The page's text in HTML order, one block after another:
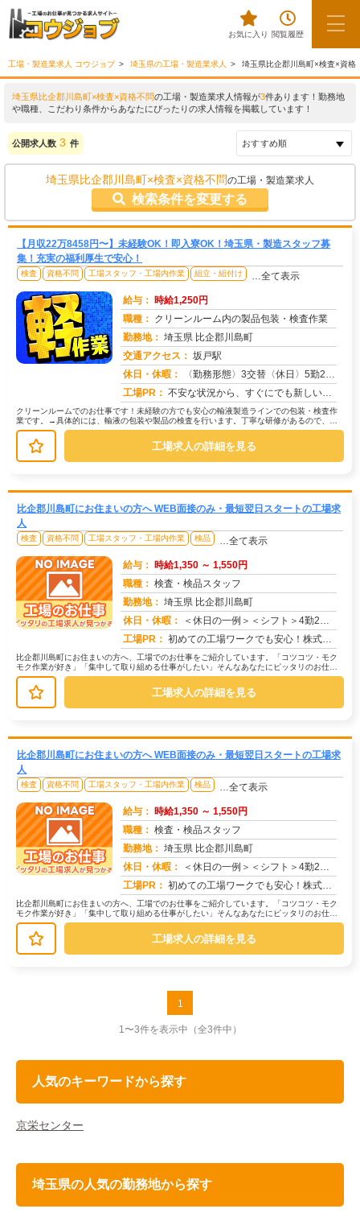
お気に入り 閲覧履歴
工場・製造業求人 コウジョブ 埼玉県の工場・製造業求人 埼玉県比企郡川島町×検査×資格
埼玉県比企郡川島町×検査×資格不問の工場・製造業求人情報が3件あります！勤務地
や職種、こだわり条件からあなたにぴったりの求人情報を掲載しています！
公開求人数 3 件
埼玉県比企郡川島町×検査×資格不問の工場・製造業求人
検索条件を変更する
【月収22万8458円〜】未経験OK！即入寮OK！埼玉県・製造スタッフ募
集！充実の福利厚生で安心！
検査 資格不問 工場スタッフ・工場内作業 組立・組付け …全て表示
給与： 時給1,250円
職種： クリーンルーム内の製品包装・検査作業
勤務地： 埼玉県 比企郡川島町
交通アクセス： 坂戸駅
休日・休暇：
〈勤務形態〉3交替〈休日〉5勤2休★ＧＷ★夏季休暇★冬季休暇★年末年始
工場PR： 不安な状況から、すぐにでも新しい生活を始めたいあなたへ。株式会社京栄センターでは、未経験者も多数活躍中！経験やスキ...
クリーンルームでのお仕事です！未経験の方でも安心の輸液製造ラインでの包装・検査作
業です。→具体的には、輸液の包装や製品の検査を行います。丁寧な研修があるので、未
経験の方でも安心してスタートできま...
工場求人の詳細を見る
比企郡川島町にお住まいの方へ WEB面接のみ・最短翌日スタートの工場求
人
検査 資格不問 工場スタッフ・工場内作業 検品 …全て表示
給与： 時給1,350 ～ 1,550円
職種： 検査・検品スタッフ
勤務地： 埼玉県 比企郡川島町
休日・休暇：
＜休日の一例＞＜シフト＞4勤2休＜休日＞工場カレンダーによる★長期休暇あり★有給休暇あり※配属先により休日・勤務形...
工場PR： 初めての工場ワークでも安心！株式会社京栄センターなら、全国各地の豊富なお仕事の中から、あなたにぴったりの環境が見つ...
比企郡川島町にお住まいの方へ、工場でのお仕事をご紹介しています。「コツコツ・モク
モク作業が好き」「集中して取り組める仕事がしたい」そんなあなたにピッタリのお仕事
を、京栄センターがご紹介します。☆...
工場求人の詳細を見る
比企郡川島町にお住まいの方へ WEB面接のみ・最短翌日スタートの工場求
人
検査 資格不問 工場スタッフ・工場内作業 検品 …全て表示
給与： 時給1,350 ～ 1,550円
職種： 検査・検品スタッフ
勤務地： 埼玉県 比企郡川島町
休日・休暇：
＜休日の一例＞＜シフト＞4勤2休＜休日＞工場カレンダーによる★長期休暇あり★有給休暇あり※配属先により休日・勤務形...
工場PR： 初めての工場ワークでも安心！株式会社京栄センターなら、全国各地の豊富なお仕事の中から、あなたにぴったりの環境が見つ...
比企郡川島町にお住まいの方へ、工場でのお仕事をご紹介しています。「コツコツ・モク
モク作業が好き」「集中して取り組める仕事がしたい」そんなあなたにピッタリのお仕事
を、京栄センターがご紹介します。☆...
工場求人の詳細を見る
1
1〜3件を表示中 （全3件中）
人気のキーワードから探す
京栄センター
埼玉県の人気の勤務地から探す